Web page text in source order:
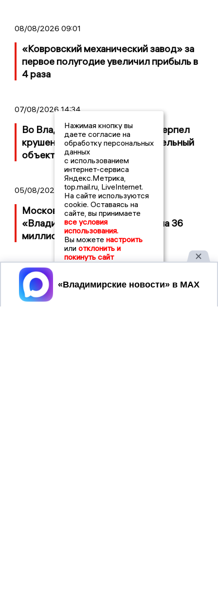
08/08/2026 09:01
«Ковровский механический завод» за
первое полугодие увеличил прибыль в
4 раза
07/08/2026 14:34
Во Владимирской области потерпел
крушение неопознанный летательный
объект
05/08/2026 08:30
Московский ЧОП подал иск к
«Владимирскому стандарту» на 36
миллионов рублей
ВЛАДИМИРСКИЕ
Нажимая кнопку вы
даете согласие на
обработку персональных
данных
с использованием
интернет-сервиса
Яндекс.Метрика,
top.mail.ru, LiveInternet.
На сайте используются
cookie. Оставаясь на
сайте, вы принимаете
все условия
использования.
Вы можете настроить
или отклонить и
покинуть сайт
Принять